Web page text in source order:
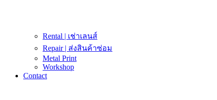
Rental | เช่าเลนส์
Repair | ส่งสินค้าซ่อม
Metal Print
Workshop
Contact